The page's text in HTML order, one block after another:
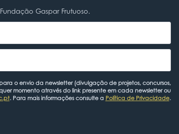
Gaspar Frutuoso.
o envio da newsletter (divulgação de projetos, concursos,
momento através do link presente em cada newsletter ou
. Para mais informações consulte a Política de Privacidade.